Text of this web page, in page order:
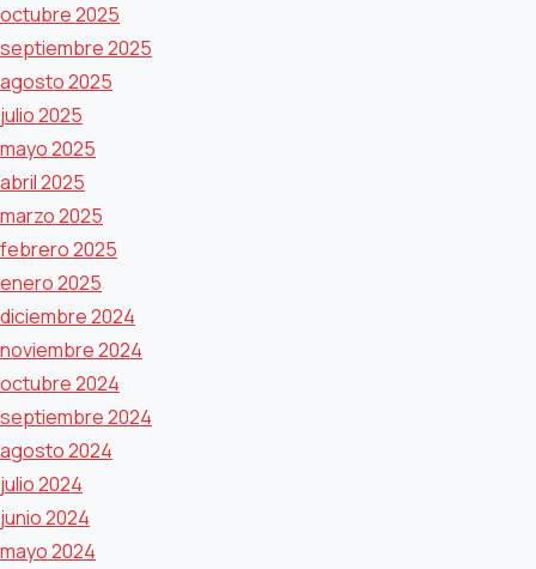
octubre 2025
septiembre 2025
agosto 2025
julio 2025
mayo 2025
abril 2025
marzo 2025
febrero 2025
enero 2025
diciembre 2024
noviembre 2024
octubre 2024
septiembre 2024
agosto 2024
julio 2024
junio 2024
mayo 2024